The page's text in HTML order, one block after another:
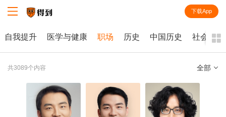
下载App
自我提升 医学与健康 职场 历史 中国历史 社会学
共3089个内容 全部
全部
课程